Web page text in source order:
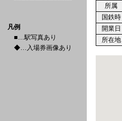
凡例
■…駅写真あり
◆…入場券画像あり
所属
国鉄時
開業日
所在地